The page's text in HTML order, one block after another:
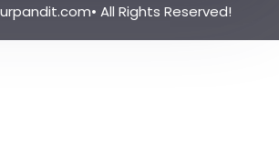
All Rights Reserved!